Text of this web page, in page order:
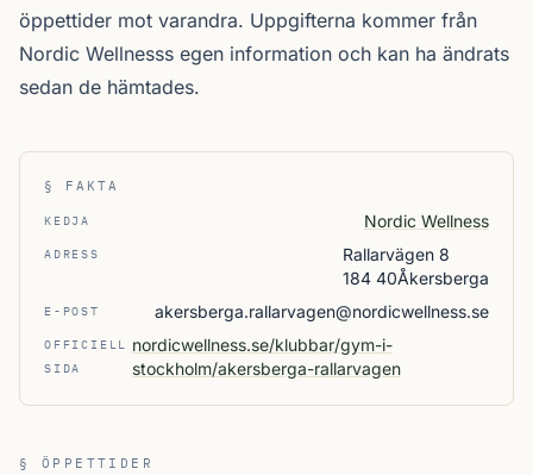
öppettider mot varandra. Uppgifterna kommer från
Nordic Wellnesss egen information och kan ha ändrats
sedan de hämtades.
§ FAKTA
KEDJA Nordic Wellness
ADRESS
Rallarvägen 8
184 40Åkersberga
E-POST akersberga.rallarvagen@nordicwellness.se
OFFICIELL
SIDA
nordicwellness.se/klubbar/gym-i-
stockholm/akersberga-rallarvagen
§ ÖPPETTIDER